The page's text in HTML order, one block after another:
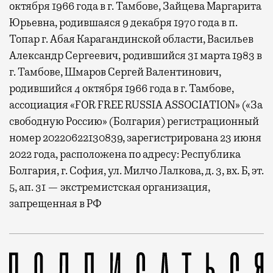
октября 1966 года в г. Тамбове, Зайцева Маргарита
Юрьевна, родившаяся 9 декабря 1970 года в п.
Топар г. Абая Карагандинской области, Васильев
Александр Сергеевич, родившийся 31 марта 1983 в
г. Тамбове, Шмаров Сергей Валентинович,
родившийся 4 октября 1966 года в г. Тамбове,
ассоциация «FOR FREE RUSSIA ASSOCIATION» («За
свободную Россию» (Болгария) регистрационный
номер 20220622130839, зарегистрирована 23 июня
2022 года, расположена по адресу: Республика
Болгария, г. София, ул. Милчо Лалкова, д. 3, вх. Б, эт.
5, ап. 31 — экстремистская организация,
запрещенная в РФ